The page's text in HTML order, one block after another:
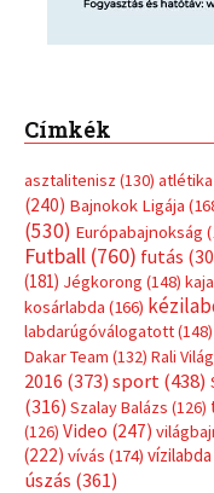
Címkék
asztalitenisz (130) atlétika
(240) Bajnokok Ligája
(530) Európabajnokság
Futball (760) futás
(181) Jégkorong (148)
kosárlabda (166)
labdarúgóválogatott(148)
Dakar Team (132) Rali
2016 (373) sport(438)
(316) Szalay Balázs (126)
(126) Video (247)
(222) vívás (174) vízilabda
úszás (361)